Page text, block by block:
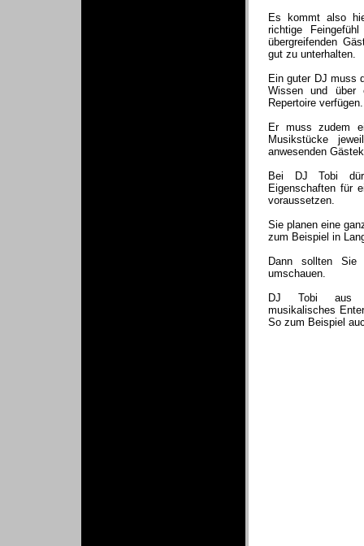
Es kommt also
richtige
übergreifenden
gut zu unterhalten.
Ein guter DJ muss
Wissen und über
Repertoire verfügen.
Er muss zudem
Musikstücke
anwesenden
Bei DJ Tobi
Eigenschaften für
voraussetzen.
Sie planen eine
zum Beispiel in
Dann sollten Sie
umschauen.
DJ Tobi aus
musikalisches
So zum Beispiel